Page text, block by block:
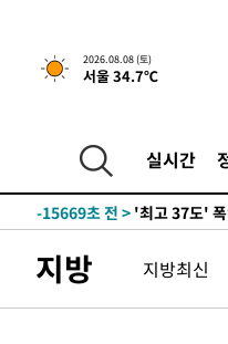
2026.08.08 (토)
서울 34.7℃
실시간
-8795초 전 >[속보]뉴욕증
-31513초 전 >극한폭염 한
-27048초 전 >
[속보]'압수
-15669초 전 >
-8795초 전 > [속보]뉴욕증시
주 날씨]
-28531초 전 > 축구협회 "
-27048초 전 >[속보]'압수수
지방 지방최신